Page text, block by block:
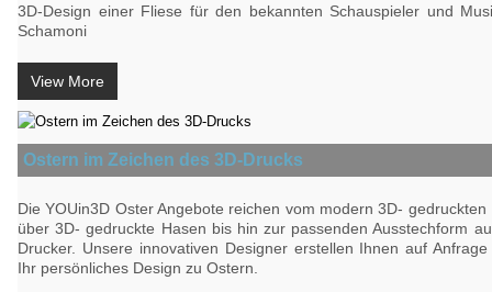
3D-Design einer Fliese für den bekannten Schauspieler und
Schamoni
View More
Ostern im Zeichen des 3D-Drucks
Die YOUin3D Oster Angebote reichen vom modern 3D- gedruckten
über 3D- gedruckte Hasen bis hin zur passenden Ausstechform
Drucker. Unsere innovativen Designer erstellen Ihnen auf
Ihr persönliches Design zu Ostern.